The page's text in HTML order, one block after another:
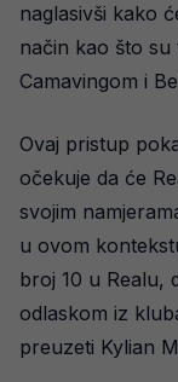
naglasivši kako
način kao što su
Camavingom i
Ovaj pristup
očekuje da će
svojim
u ovom
broj 10 u Realu,
odlaskom iz
preuzeti Kylian